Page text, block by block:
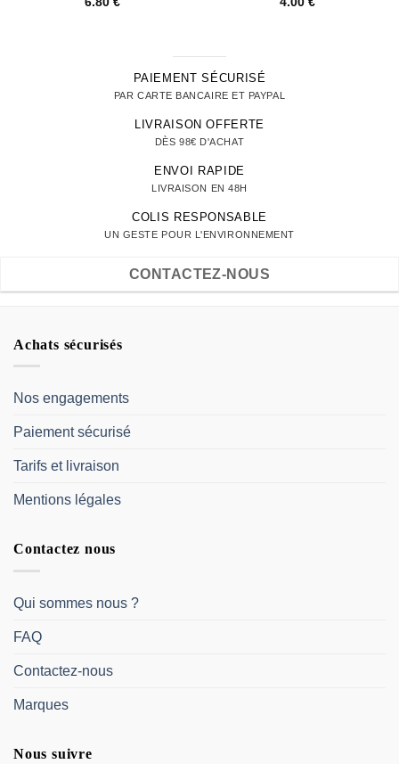
PAIEMENT SÉCURISÉ
PAR CARTE BANCAIRE ET PAYPAL
LIVRAISON OFFERTE
DÈS 98€ D'ACHAT
ENVOI RAPIDE
LIVRAISON EN 48H
COLIS RESPONSABLE
UN GESTE POUR L'ENVIRONNEMENT
CONTACTEZ-NOUS
Achats sécurisés
Nos engagements
Paiement sécurisé
Tarifs et livraison
Mentions légales
Contactez nous
Qui sommes nous ?
FAQ
Contactez-nous
Marques
Nous suivre